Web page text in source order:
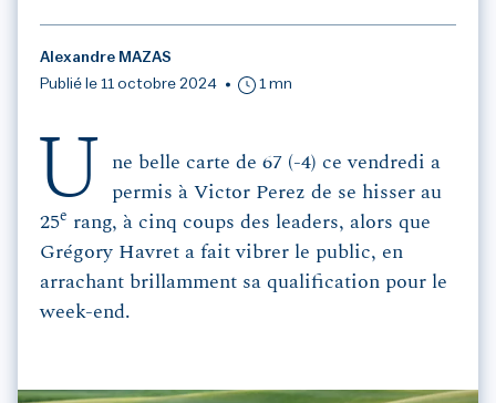
Alexandre MAZAS
Publié le 11 octobre 2024
1 mn
U
ne belle carte de 67 (-4) ce vendredi a
permis à Victor Perez de se hisser au
25e rang, à cinq coups des leaders, alors que
Grégory Havret a fait vibrer le public, en
arrachant brillamment sa qualification pour le
week-end.